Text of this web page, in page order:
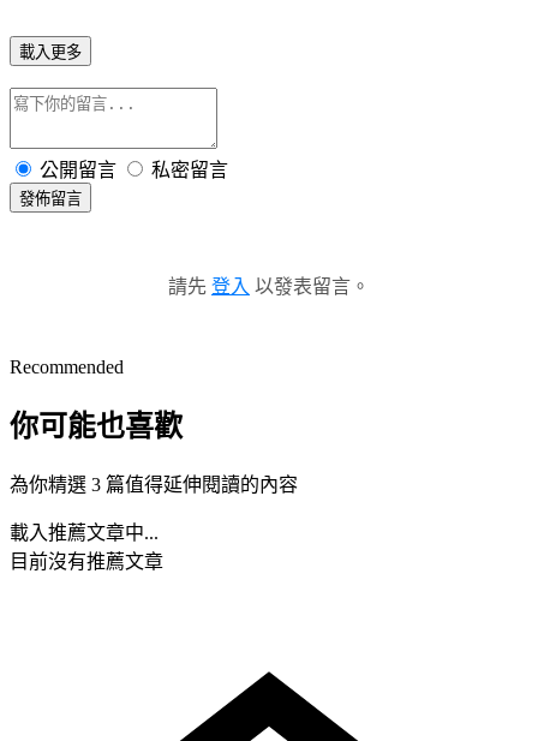
載入更多
公開留言 私密留言
發佈留言
請先 登入 以發表留言。
Recommended
你可能也喜歡
為你精選 3 篇值得延伸閱讀的內容
載入推薦文章中...
目前沒有推薦文章